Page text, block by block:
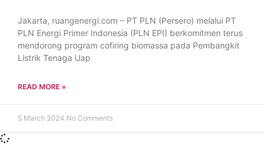
Jakarta, ruangenergi.com – PT PLN (Persero) melalui PT
PLN Energi Primer Indonesia (PLN EPI) berkomitmen terus
mendorong program cofiring biomassa pada Pembangkit
Listrik Tenaga Uap
READ MORE »
5 March 2024 No Comments